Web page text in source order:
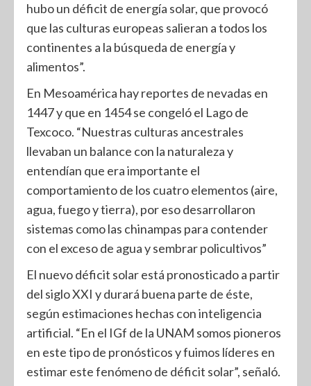
hubo un déficit de energía solar, que provocó
que las culturas europeas salieran a todos los
continentes a la búsqueda de energía y
alimentos”.
En Mesoamérica hay reportes de nevadas en
1447 y que en 1454 se congeló el Lago de
Texcoco. “Nuestras culturas ancestrales
llevaban un balance con la naturaleza y
entendían que era importante el
comportamiento de los cuatro elementos (aire,
agua, fuego y tierra), por eso desarrollaron
sistemas como las chinampas para contender
con el exceso de agua y sembrar policultivos”
El nuevo déficit solar está pronosticado a partir
del siglo XXI y durará buena parte de éste,
según estimaciones hechas con inteligencia
artificial. “En el IGf de la UNAM somos pioneros
en este tipo de pronósticos y fuimos líderes en
estimar este fenómeno de déficit solar”, señaló.